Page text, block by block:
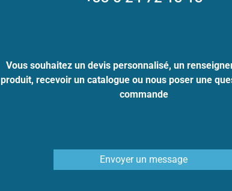
Vous souhaitez un devis personnalisé, un
produit, recevoir un catalogue ou nous poser une
commande
Envoyer un message